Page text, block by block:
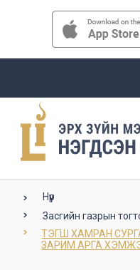
Нүүр
Засгийн газрын
ТЭГШ ХАМРАН
ЗАРИМ АРГА